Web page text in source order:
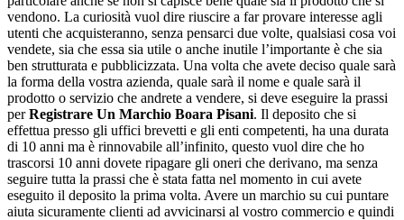
vendono. La curiosità vuol dire riuscire a far provare interesse agli
utenti che acquisteranno, senza pensarci due volte, qualsiasi cosa voi
vendete, sia che essa sia utile o anche inutile l’importante è che sia
ben strutturata e pubblicizzata. Una volta che avete deciso quale sarà
la forma della vostra azienda, quale sarà il nome e quale sarà il
prodotto o servizio che andrete a vendere, si deve eseguire la prassi
perRegistrare Un Marchio Boara Pisani. Il deposito che si
effettua presso gli uffici brevetti e gli enti competenti, ha una durata
di 10 anni ma è rinnovabile all’infinito, questo vuol dire che ho
trascorsi 10 anni dovete ripagare gli oneri che derivano, ma senza
seguire tutta la prassi che è stata fatta nel momento in cui avete
eseguito il deposito la prima volta. Avere un marchio su cui puntare
aiuta sicuramente clienti ad avvicinarsi al vostro commercio e quindi